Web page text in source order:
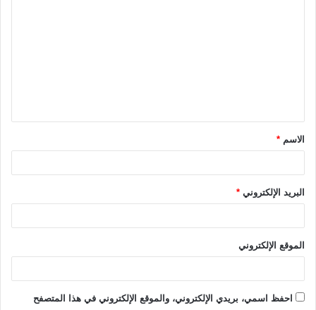
ق
*الاسم *
البريد الإلكتروني *
الموقع الإلكتروني
احفظ اسمي، بريدي الإلكتروني، والموقع الإلكتروني في هذا المتصفح